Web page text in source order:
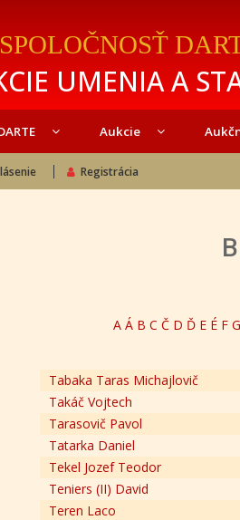
UMENIA A
Aukcie
Registrácia
A Á B C Č D Ď E É F G
Tabaka Taras Michajlovič
Takáč Vojtech
Tarasovič Pavol
Tatarka Daniel
Tekel Jozef Teodor
Teniers (II) David
Teren Laco